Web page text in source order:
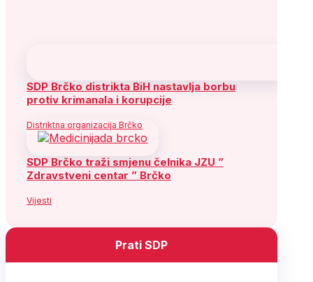
SDP Brčko distrikta BiH nastavlja borbu
protiv krimanala i korupcije
Distriktna organizacija Brčko
SDP Brčko traži smjenu čelnika JZU ”
Zdravstveni centar ” Brčko
Vijesti
Prati SDP